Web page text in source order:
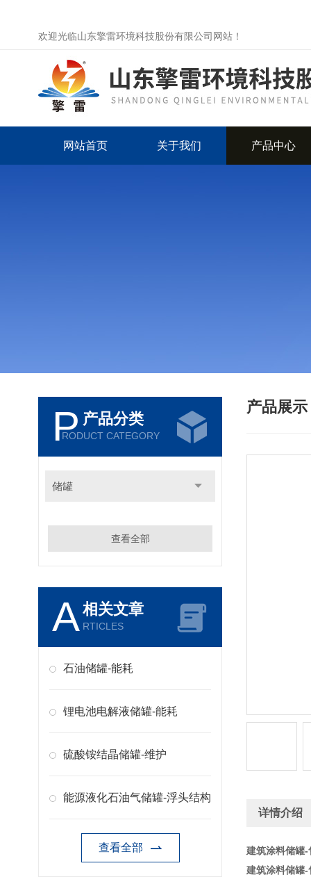
欢迎光临山东擎雷环境科技股份有限公司网站！
网站首页 关于我们 产品中心
P 产品分类
RODUCT CATEGORY
储罐
查看全部
A相关文章
RTICLES
石油储罐-能耗
锂电池电解液储罐-能耗
硫酸铵结晶储罐-维护
能源液化石油气储罐-浮头结构
查看全部
产品展示
详情介绍
建筑涂料储罐-
建筑涂料储罐-